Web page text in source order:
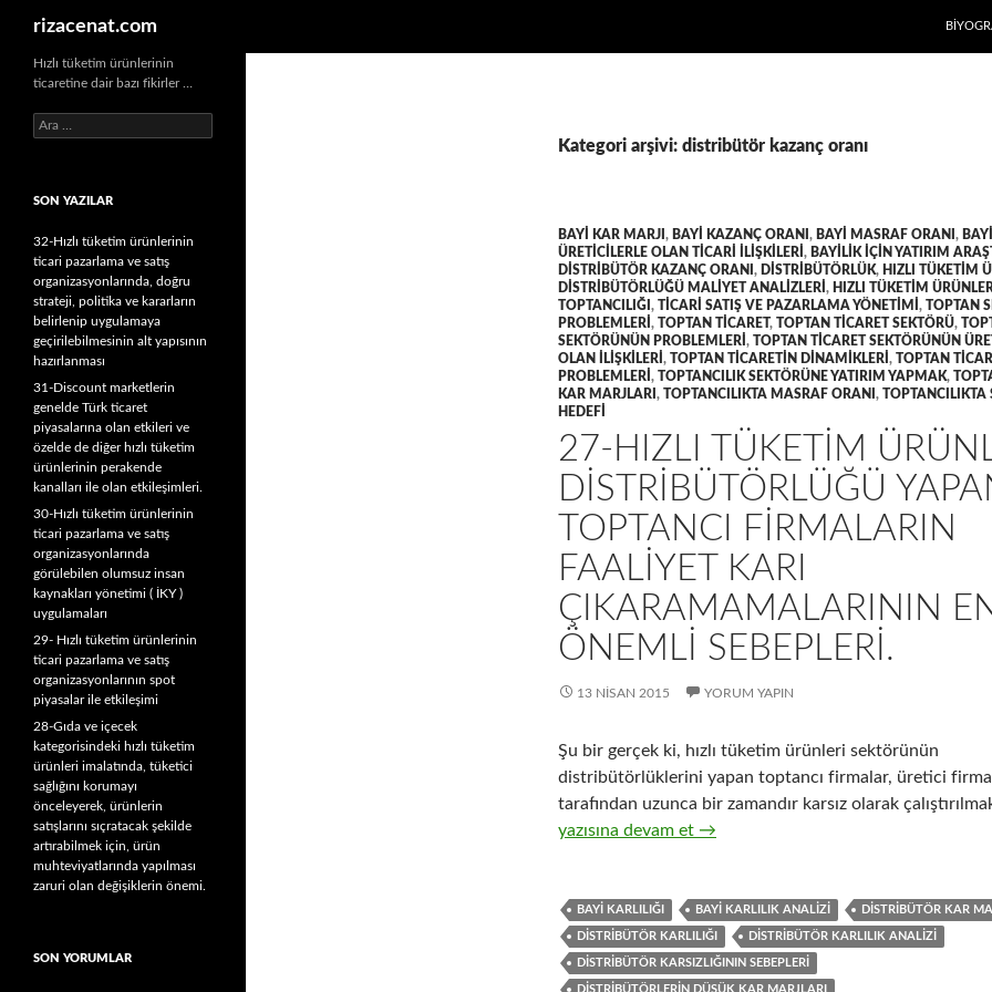
rizacenat.com
Kategori arşivi: distribütör kazanç oranı
BAYI KAR MARJI , BAYI KAZANÇ ORANI , BAYI MASRAF ORANI ,
ÜRETICILERLE OLAN TICARI ILIŞKILERI , BAYILIK IÇIN YATIRIM
DISTRIBÜTÖR KAZANÇ ORANI , DISTRIBÜTÖRLÜK, HIZLI TÜKETIM
DISTRIBÜTÖRLÜĞÜ MALIYET ANALIZLERI , HIZLI TÜKETIM
TOPTANCILIĞI , TICARI SATIŞ VE PAZARLAMA YÖNETIMI , TOPTAN
PROBLEMLERI , TOPTAN TICARET, TOPTAN TICARET SEKTÖRÜ,
SEKTÖRÜNÜN PROBLEMLERI , TOPTAN TICARET SEKTÖRÜNÜN
OLAN ILIŞKILERI , TOPTAN TICARETIN DINAMIKLERI , TOPTAN
PROBLEMLERI , TOPTANCILIK SEKTÖRÜNE YATIRIM YAPMAK,
KAR MARJLARI , TOPTANCILIKTA MASRAF ORANI , TOPTANCILIKTA
HEDEFI
27-HIZLI TÜKETIM
DISTRIBÜTÖRLÜĞÜ
TOPTANCI FIRMALARIN
FAALIYET KARI
ÇIKARAMAMALARININ
ÖNEMLI SEBEPLERI.
13 NISAN 2015 YORUM YAPIN
Şu bir gerçek ki, hızlı tüketim ürünleri sektörünün
distribütörlüklerini yapan toptancı firmalar, üretici
tarafından uzunca bir zamandır karsız olarak
27-Hızlı tüketim ürünleri distribütörlüğü yapan toptancı
yazısına devam et →
BAYI KARLILIĞI BAYI KARLILIK ANALIZI DISTRIBÜTÖR KAR
DISTRIBÜTÖR KARLILIĞI DISTRIBÜTÖR KARLILIK ANALIZI
DISTRIBÜTÖR KARSIZLIĞININ SEBEPLERI
DISTRIBÜTÖRLERIN DÜŞÜK KAR MARJLARI
Hızlı tüketim ürünlerinin
ticaretine dair bazı fikirler …
A
r
a
SON YAZILAR
32-Hızlı tüketim ürünlerinin
ticari pazarlama ve satış
organizasyonlarında, doğru
strateji, politika ve kararların
belirlenip uygulamaya
geçirilebilmesinin alt yapısının
hazırlanması
31-Discount marketlerin
genelde Türk ticaret
piyasalarına olan etkileri ve
özelde de diğer hızlı tüketim
ürünlerinin perakende
kanalları ile olan etkileşimleri.
30-Hızlı tüketim ürünlerinin
ticari pazarlama ve satış
organizasyonlarında
görülebilen olumsuz insan
kaynakları yönetimi ( İKY )
uygulamaları
29- Hızlı tüketim ürünlerinin
ticari pazarlama ve satış
organizasyonlarının spot
piyasalar ile etkileşimi
28-Gıda ve içecek
kategorisindeki hızlı tüketim
ürünleri imalatında, tüketici
sağlığını korumayı
önceleyerek, ürünlerin
satışlarını sıçratacak şekilde
artırabilmek için, ürün
muhteviyatlarında yapılması
zaruri olan değişiklerin önemi.
SON YORUMLAR